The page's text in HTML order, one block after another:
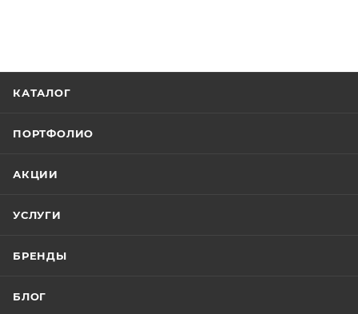
КАТАЛОГ
ПОРТФОЛИО
АКЦИИ
УСЛУГИ
БРЕНДЫ
БЛОГ